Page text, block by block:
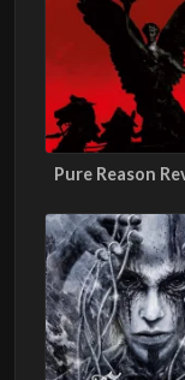
Pure Reason